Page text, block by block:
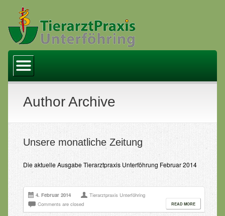
Team
Kastration
Bicom Bioresonanzmethode
Links
Aktuelles
Author Archive
Unsere monatliche Zeitung
Die aktuelle Ausgabe Tierarztpraxis Unterföhrung Februar 2014
4. Februar 2014
Tierarztpraxis Unterföhring
Comments are closed
READ MORE